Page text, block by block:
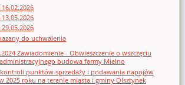
do uchwalenia
Zawiadomienie - Obwieszczenie o wszczęciu
budowa farmy Mielno
punktów sprzedaży i podawania napojów
2025 roku na terenie miasta i gminy Olsztynek